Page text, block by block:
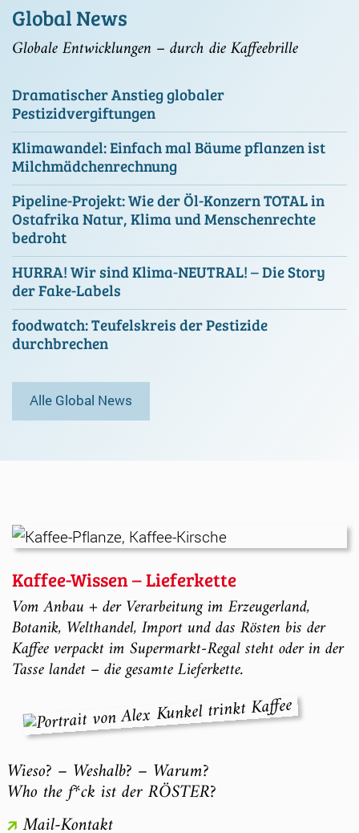
Global News
Globale Entwicklungen – durch die Kaffeebrille
Dramatischer Anstieg globaler
Pestizidvergiftungen
Klimawandel: Einfach mal Bäume pflanzen ist
Milchmädchenrechnung
Pipeline-Projekt: Wie der Öl-Konzern TOTAL in
Ostafrika Natur, Klima und Menschenrechte
bedroht
HURRA! Wir sind Klima-NEUTRAL! – Die Story
der Fake-Labels
foodwatch: Teufelskreis der Pestizide
durchbrechen
Alle Global News
Kaffee-Wissen – Lieferkette
Vom Anbau + der Verarbeitung im Erzeugerland,
Botanik, Welthandel, Import und das Rösten bis der
Kaffee verpackt im Supermarkt-Regal steht oder in der
Tasse landet – die gesamte Lieferkette.
Wieso? – Weshalb? – Warum?
Who the f*ck ist der RÖSTER?
Mail-Kontakt